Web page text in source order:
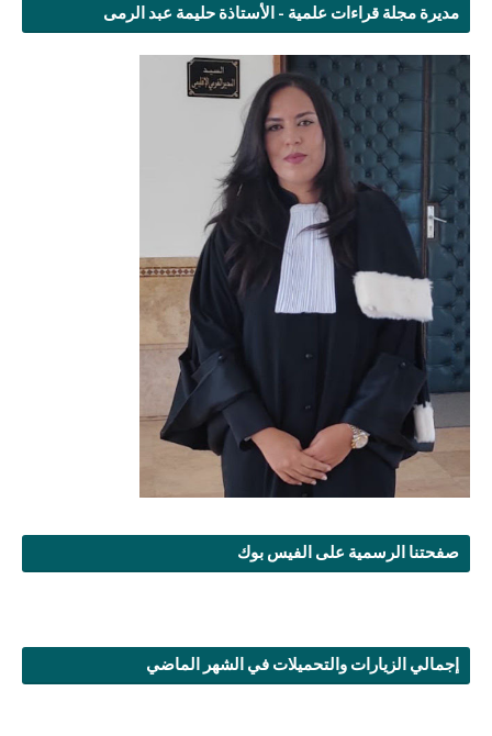
مديرة مجلة قراءات علمية - الأستاذة حليمة عبد الرمى
صفحتنا الرسمية على الفيس بوك
إجمالي الزيارات والتحميلات في الشهر الماضي